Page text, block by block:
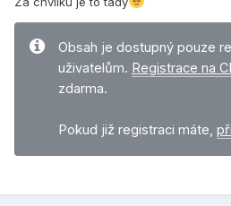
Obsah je dostupný pouze
uživatelům. Registrace na
zdarma.
Pokud již registraci máte,